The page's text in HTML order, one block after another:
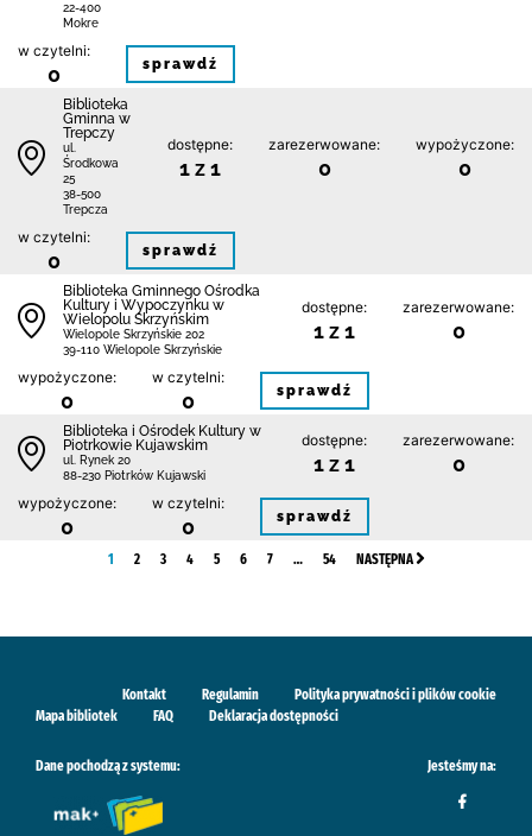
22-400
Mokre
w czytelni:
0 sprawdź
Biblioteka
Gminna w
Trepczy
ul.
Środkowa
25
38-500
Trepcza
dostępne:
1 z 1
zarezerwowane:
0
wypożyczone:
0
w czytelni:
0 sprawdź
Biblioteka Gminnego Ośrodka
Kultury i Wypoczynku w
Wielopolu Skrzyńskim
Wielopole Skrzyńskie 202
39-110 Wielopole Skrzyńskie
dostępne:
1 z 1
zarezerwowane:
0
wypożyczone:
0
w czytelni:
0 sprawdź
Biblioteka i Ośrodek Kultury w
Piotrkowie Kujawskim
ul. Rynek 20
88-230 Piotrków Kujawski
dostępne:
1 z 1
zarezerwowane:
0
wypożyczone:
0
w czytelni:
0 sprawdź
1 2 3 4 5 6 7 … 54 NASTĘPNA
Kontakt Regulamin
Polityka prywatności i plików cookie
Mapa bibliotek
FAQ Deklaracja dostępności
Dane pochodzą z systemu: Jesteśmy na: